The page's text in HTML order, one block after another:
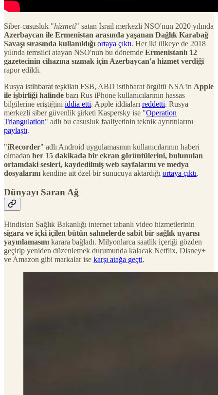
Siber-casusluk "hizmeti" satan İsrail merkezli NSO'nun 2020 yılında
Azerbaycan ile Ermenistan arasında yaşanan Dağlık Karabağ
Savaşı sırasında kullanıldığı ortaya çıktı. Her iki ülkeye de 2018
yılında temsilci atayan NSO'nun bu dönemde Ermenistanlı 12
gazetecinin cihazına sızmak için Azerbaycan'a hizmet verdiği
rapor edildi.
Rusya istihbarat teşkilatı FSB, ABD istihbarat örgütü NSA'in Apple
ile işbirliği halinde bazı Rus iPhone kullanıcılarının hassas
bilgilerine eriştiğini iddia etti. Apple iddiaları reddetti. Rusya
merkezli siber güvenlik şirketi Kaspersky ise "Operation
Triangulation" adlı bu casusluk faaliyetinin teknik ayrıntılarını
paylaştı.
"iRecorder" adlı Android uygulamasının kullanıcılarının haberi
olmadan her 15 dakikada bir ekran görüntülerini, bulunulan
ortamdaki sesleri, kaydedilmiş web sayfalarını ve medya
dosyalarını kendine ait özel bir sunucuya aktardığı ortaya çıktı.
Dünyayı Saran Ağ
Hindistan Sağlık Bakanlığı internet tabanlı video hizmetlerinin
sigara ve içki içilen bütün sahnelerde sabit bir sağlık uyarısı
yayınlamasını karara bağladı. Milyonlarca saatlik içeriği gözden
geçirip yeniden düzenlemek durumunda kalacak Netflix, Disney+
ve Amazon gibi markalar ise karşı atağa geçti.